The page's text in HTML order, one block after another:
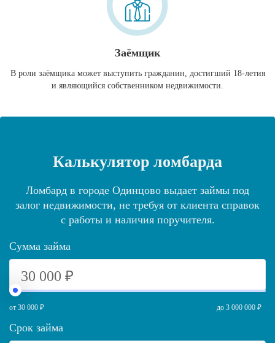
Заёмщик
В роли заёмщика может выступить гражданин, достигший 18-летия
и являющийся собственником недвижимости.
Калькулятор ломбарда
Ломбард в городе Одинцово выдает займы под
залог недвижимости, не требуя от клиента справок
с работы и наличия поручителя.
Сумма займа
от 30 000 ₽ до 3 000 000 ₽
Срок займа